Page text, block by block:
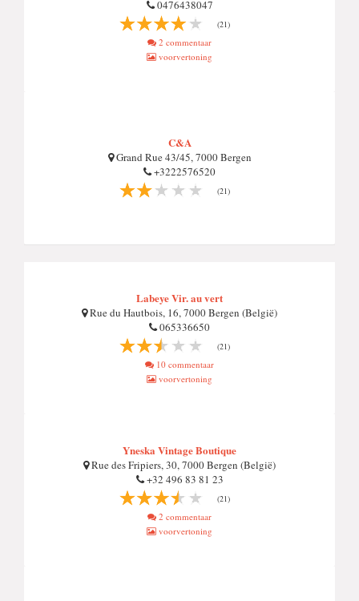
0476438047
(21)
2 commentaar
voorvertoning
C&A
Grand Rue 43/45, 7000 Bergen
+3222576520
(21)
Labeye Vir. au vert
Rue du Hautbois, 16, 7000 Bergen (België)
065336650
(21)
10 commentaar
voorvertoning
Yneska Vintage Boutique
Rue des Fripiers, 30, 7000 Bergen (België)
+32 496 83 81 23
(21)
2 commentaar
voorvertoning